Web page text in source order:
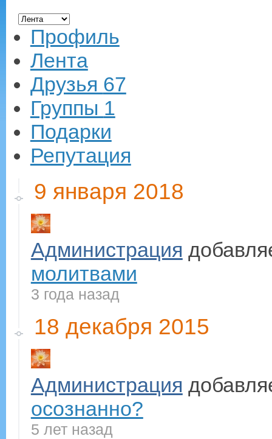
Профиль
Лента
Друзья 67
Группы 1
Подарки
Репутация
9 января 2018
Администрация
молитвами
3 года назад
18 декабря 2015
Администрация
осознанно?
5 лет назад